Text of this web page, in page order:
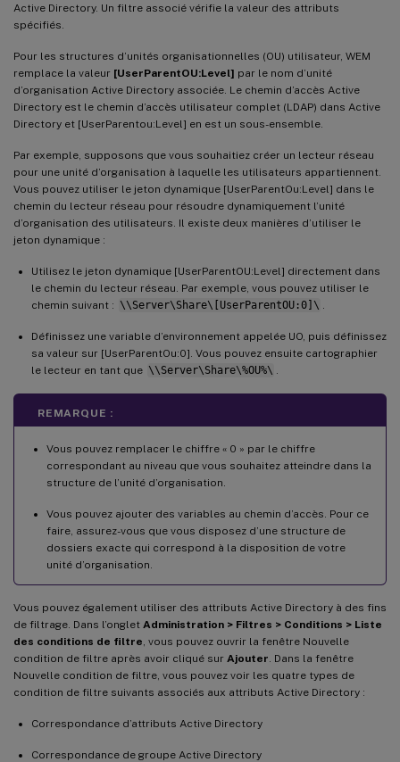
Active Directory. Un filtre associé vérifie la valeur des attributs
spécifiés.
Pour les structures d’unités organisationnelles (OU) utilisateur, WEM
remplace la valeur [UserParentOU:Level] par le nom d’unité
d’organisation Active Directory associée. Le chemin d’accès Active
Directory est le chemin d’accès utilisateur complet (LDAP) dans Active
Directory et [UserParentou:Level] en est un sous-ensemble.
Par exemple, supposons que vous souhaitiez créer un lecteur réseau
pour une unité d’organisation à laquelle les utilisateurs appartiennent.
Vous pouvez utiliser le jeton dynamique [UserParentOu:Level] dans le
chemin du lecteur réseau pour résoudre dynamiquement l’unité
d’organisation des utilisateurs. Il existe deux manières d’utiliser le
jeton dynamique :
Utilisez le jeton dynamique [UserParentOU:Level] directement dans
le chemin du lecteur réseau. Par exemple, vous pouvez utiliser le
chemin suivant : \\Server\Share\[UserParentOU:0]\
Définissez une variable d’environnement appelée UO, puis définissez
sa valeur sur [UserParentOu:0]. Vous pouvez ensuite cartographier
le lecteur en tant que \\Server\Share\%OU%\
REMARQUE :
Vous pouvez remplacer le chiffre « 0 » par le chiffre
correspondant au niveau que vous souhaitez atteindre dans la
structure de l’unité d’organisation.
Vous pouvez ajouter des variables au chemin d’accès. Pour ce
faire, assurez-vous que vous disposez d’une structure de
dossiers exacte qui correspond à la disposition de votre
unité d’organisation.
Vous pouvez également utiliser des attributs Active Directory à des fins
de filtrage. Dans l’onglet Administration > Filtres > Conditions > Liste
des conditions de filtre , vous pouvez ouvrir la fenêtre Nouvelle
condition de filtre après avoir cliqué sur Ajouter . Dans la fenêtre
Nouvelle condition de filtre, vous pouvez voir les quatre types de
condition de filtre suivants associés aux attributs Active Directory :
Correspondance d’attributs Active Directory
Correspondance de groupe Active Directory